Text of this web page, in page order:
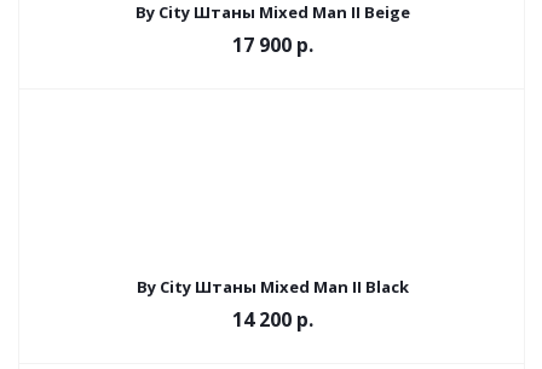
By City Штаны Mixed Man II Beige
17 900 р.
By City Штаны Mixed Man II Black
14 200 р.